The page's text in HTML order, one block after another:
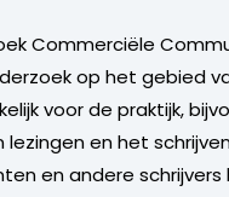
Commerciële
op het gebied
voor de praktijk,
en het
en andere schrijvers